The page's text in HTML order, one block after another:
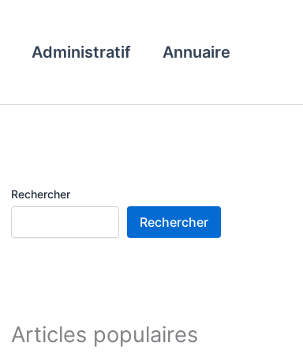
Administratif Annuaire
Rechercher
Rechercher
Articles populaires